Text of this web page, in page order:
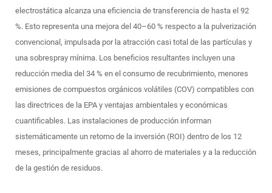
electrostática alcanza una eficiencia de transferencia de hasta el 92
%. Esto representa una mejora del 40–60 % respecto a la pulverización
convencional, impulsada por la atracción casi total de las partículas y
una sobrespray mínima. Los beneficios resultantes incluyen una
reducción media del 34 % en el consumo de recubrimiento, menores
emisiones de compuestos orgánicos volátiles (COV) compatibles con
las directrices de la EPA y ventajas ambientales y económicas
cuantificables. Las instalaciones de producción informan
sistemáticamente un retorno de la inversión (ROI) dentro de los 12
meses, principalmente gracias al ahorro de materiales y a la reducción
de la gestión de residuos.